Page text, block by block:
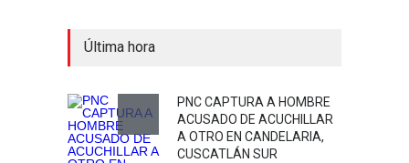
Última hora
PNC CAPTURA A HOMBRE
ACUSADO DE ACUCHILLAR
A OTRO EN CANDELARIA,
CUSCATLÁN SUR